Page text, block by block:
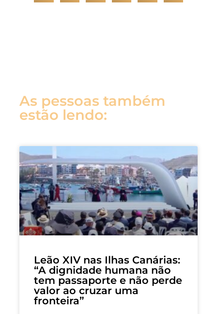
As pessoas também
estão lendo:
Leão XIV nas Ilhas Canárias:
“A dignidade humana não
tem passaporte e não perde
valor ao cruzar uma
fronteira”